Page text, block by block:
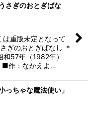
さぎのおとぎばな
重版未定となって
ぎのおとぎばなし ＊
和57年（1982年）
■作：なかえよ…
っちゃな魔法使い」